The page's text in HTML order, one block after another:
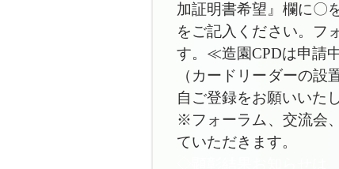
加証明書希望』欄に〇
をご記入ください。フ
す。≪造園CPDは申請
（カードリーダーの
自ご登録をお願いいた
※フォーラム、交流会
ていただきます。